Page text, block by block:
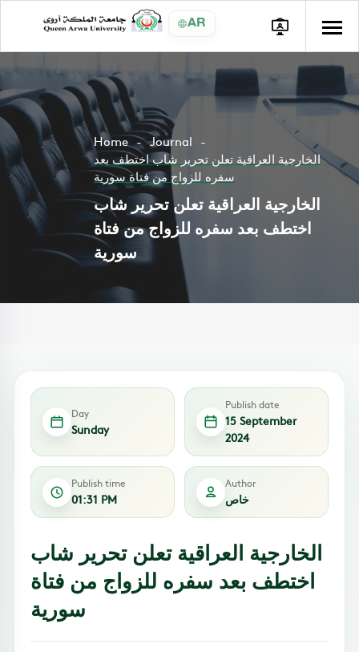
AR
Home
Journal
الخارجية العراقية تعلن تحرير شاب اختطف بعد
سفره للزواج من فتاة سورية
الخارجية العراقية تعلن تحرير شاب
اختطف بعد سفره للزواج من فتاة
سورية
Day
Sunday
Publish date
15 September
2024
Publish time
01:31 PM
Author
خاص
الخارجية العراقية تعلن تحرير شاب
اختطف بعد سفره للزواج من فتاة
سورية